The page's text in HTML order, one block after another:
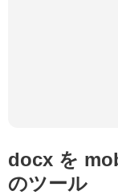
docx を
のツール